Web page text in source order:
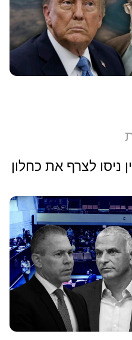
ניסו לצרף את כחלון